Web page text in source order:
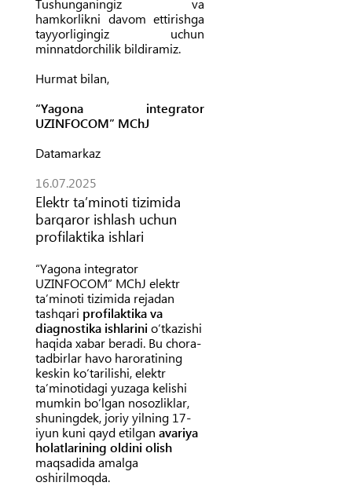
Tushunganingiz va
hamkorlikni davom ettirishga
tayyorligingiz uchun
minnatdorchilik bildiramiz.
Hurmat bilan,
“Yagona integrator
UZINFOCOM” MChJ
Datamarkaz
16.07.2025
Elektr taʼminoti tizimida
barqaror ishlash uchun
profilaktika ishlari
“Yagona integrator
UZINFOCOM” MChJ elektr
taʼminoti tizimida rejadan
tashqari profilaktika va
diagnostika ishlarini oʻtkazishi
haqida xabar beradi. Bu chora-
tadbirlar havo haroratining
keskin koʻtarilishi, elektr
taʼminotidagi yuzaga kelishi
mumkin boʻlgan nosozliklar,
shuningdek, joriy yilning 17-
iyun kuni qayd etilgan avariya
holatlarining oldini olish
maqsadida amalga
oshirilmoqda.